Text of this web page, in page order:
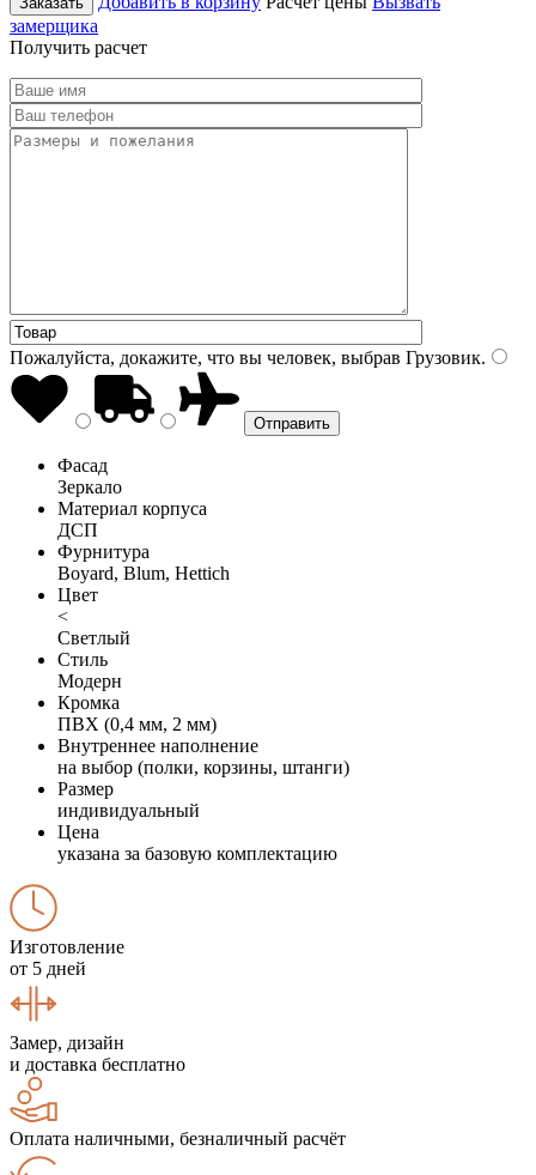
замерщика
Получить расчет
Пожалуйста, докажите, что вы человек, выбрав Грузовик.
Фасад
Зеркало
Материал корпуса
ДСП
Фурнитура
Boyard, Blum, Hettich
Цвет
<
Светлый
Стиль
Модерн
Кромка
ПВХ (0,4 мм, 2 мм)
Внутреннее наполнение
на выбор (полки, корзины, штанги)
Размер
индивидуальный
Цена
указана за базовую комплектацию
Изготовление
от 5 дней
Замер, дизайн
и доставка бесплатно
Оплата наличными, безналичный расчёт